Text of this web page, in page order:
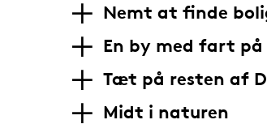
Nemt at finde
En by med fart på
Tæt på resten af
Midt i naturen